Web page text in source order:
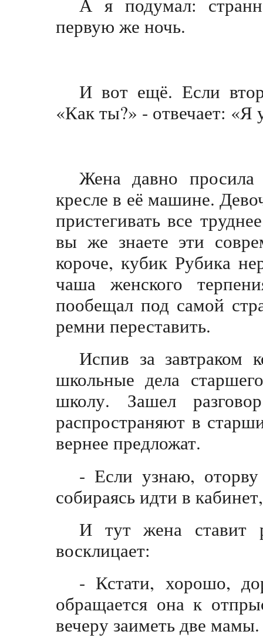
А я подумал:
первую же ночь.
И вот ещё. Если
«Как ты?» - отвечает: «Я
Жена давно просила
кресле в её машине.
пристегивать все
вы же знаете эти
короче, кубик Рубика
чаша женского
пообещал под самой
ремни переставить.
Испив за завтраком
школьные дела
школу. Зашел
распространяют в
вернее предложат.
- Если узнаю,
собираясь идти в
И тут жена ставит
восклицает:
- Кстати, хорошо,
обращается она к
вечеру заиметь две мамы.